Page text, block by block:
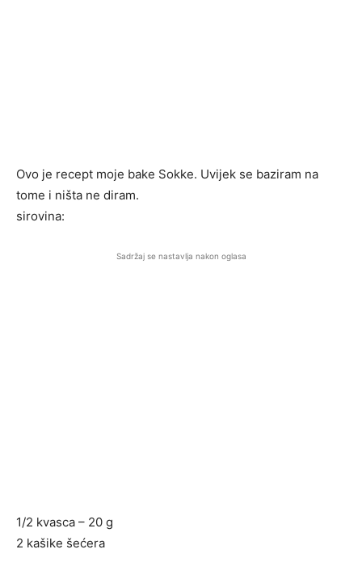
Ovo je recept moje bake Sokke. Uvijek se baziram na
tome i ništa ne diram.
sirovina:
Sadržaj se nastavlja nakon oglasa
1/2 kvasca – 20 g
2 kašike šećera